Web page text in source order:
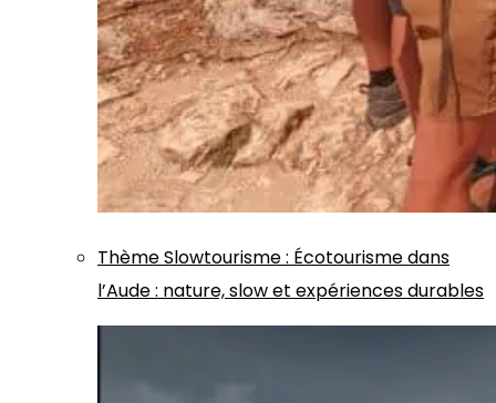
ThèmeSlowtourisme: Écotourisme dans
l’Aude : nature, slow et expériences durables